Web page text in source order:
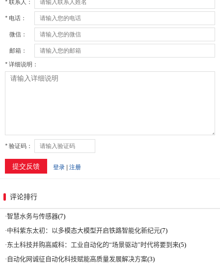
评论排行
·智慧水务与传感器(7)
·中科紫东太初：以多模态大模型开启铁路智能化新纪元(7)
·东土科技并购高威科：工业自动化的“场景驱动”时代将要到来(5)
· 自动化网诚征自动化科技赋能高质量发展解决方案(3)